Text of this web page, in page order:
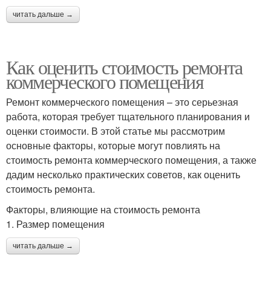
читать дальше →
Как оценить стоимость ремонта
коммерческого помещения
Ремонт коммерческого помещения – это серьезная
работа, которая требует тщательного планирования и
оценки стоимости. В этой статье мы рассмотрим
основные факторы, которые могут повлиять на
стоимость ремонта коммерческого помещения, а также
дадим несколько практических советов, как оценить
стоимость ремонта.
Факторы, влияющие на стоимость ремонта
1. Размер помещения
читать дальше →